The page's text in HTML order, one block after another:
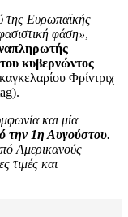
της Ευρωπαϊκής
φάση»,
κυβερνώντος
Φρίντριχ
και μία
την 1η Αυγούστου.
Αμερικανούς
τιμές και